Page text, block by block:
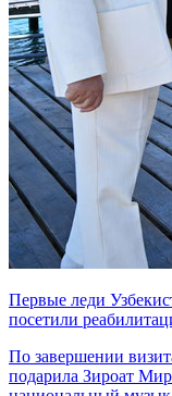
Первые леди
посетили
По завершении
подарила Зироат